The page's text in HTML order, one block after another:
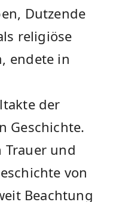
Dutzende
religiöse
endete in
der
Geschichte.
Trauer und
von
Beachtung